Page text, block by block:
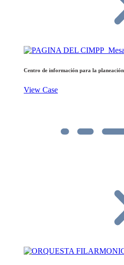
Centro de información para la
View Case